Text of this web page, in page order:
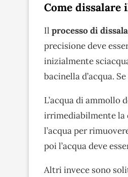
Come dissalare
Il processo di
precisione deve
inizialmente
bacinella d’acqua.
L’acqua di ammollo
irrimediabilmente la
l’acqua per
poi l’acqua deve
Altri invece sono